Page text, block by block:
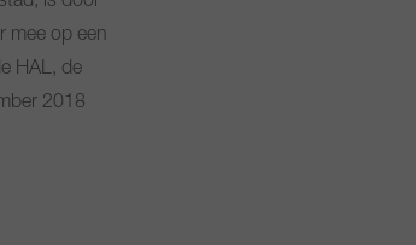
mee op een
HAL, de
2018